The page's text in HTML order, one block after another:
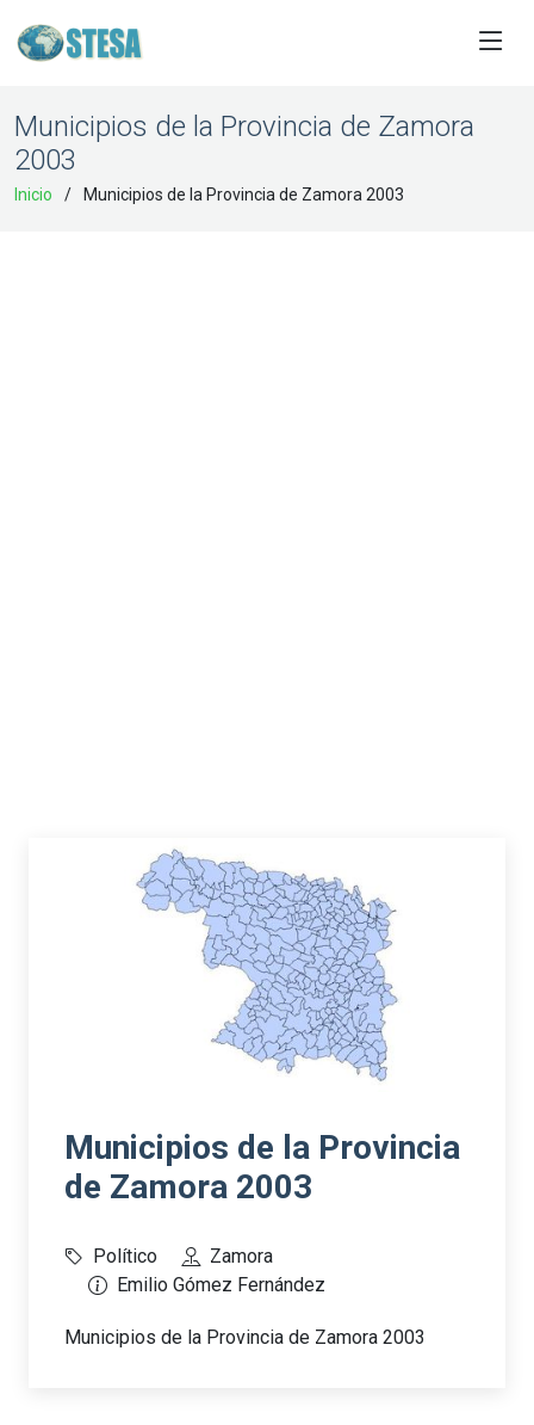
Municipios de la Provincia de Zamora
2003
Inicio Municipios de la Provincia de Zamora 2003
Municipios de la Provincia
de Zamora 2003
Político
Zamora
Emilio Gómez Fernández
Municipios de la Provincia de Zamora 2003